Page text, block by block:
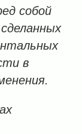
собой
в